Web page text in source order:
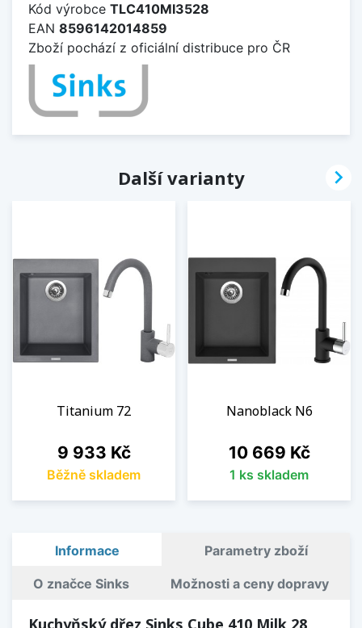
Kód výrobce TLC410MI3528
EAN 8596142014859
Zboží pochází z oficiální distribuce pro ČR
Další varianty
Titanium 72
Cena
9 933 Kč
Běžně skladem
Nanoblack N6
Cena
10 669 Kč
1 ks skladem

Informace Parametry zboží
O značce Sinks Možnosti a ceny dopravy
Kuchyňský dřez Sinks Cube 410 Milk 28